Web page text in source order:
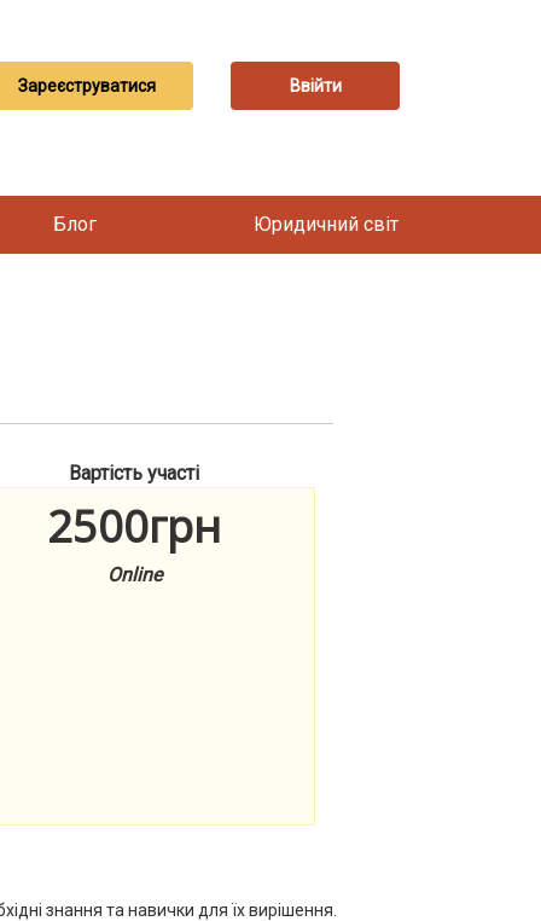
Зареєструватися Ввійти
Блог Юридичний світ
Вартість участі
2500грн
Online
знання та навички для їх вирішення.